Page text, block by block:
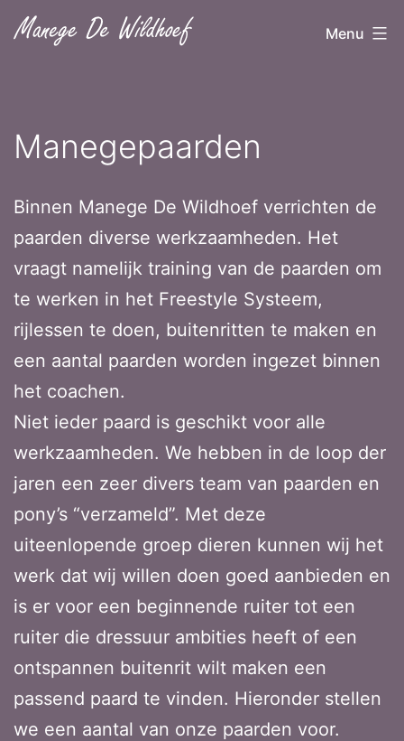
naar
Menu
Manegepaarden
Binnen Manege De Wildhoef verrichten de
paarden diverse werkzaamheden. Het
vraagt namelijk training van de paarden om
te werken in het Freestyle Systeem,
rijlessen te doen, buitenritten te maken en
een aantal paarden worden ingezet binnen
het coachen.
Niet ieder paard is geschikt voor alle
werkzaamheden. We hebben in de loop der
jaren een zeer divers team van paarden en
pony’s “verzameld”. Met deze
uiteenlopende groep dieren kunnen wij het
werk dat wij willen doen goed aanbieden en
is er voor een beginnende ruiter tot een
ruiter die dressuur ambities heeft of een
ontspannen buitenrit wilt maken een
passend paard te vinden. Hieronder stellen
we een aantal van onze paarden voor.